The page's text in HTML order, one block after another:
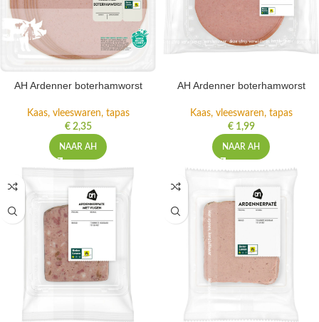
AH Ardenner boterhamworst
Kaas, vleeswaren, tapas
€2,35
NAAR AH
AH Ardenner boterhamworst
Kaas, vleeswaren, tapas
€1,99
NAAR AH